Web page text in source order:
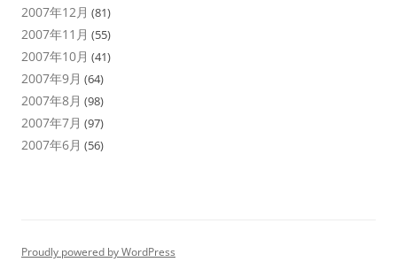
2007年12月 (81)
2007年11月 (55)
2007年10月 (41)
2007年9月 (64)
2007年8月 (98)
2007年7月 (97)
2007年6月 (56)
Proudly powered by WordPress